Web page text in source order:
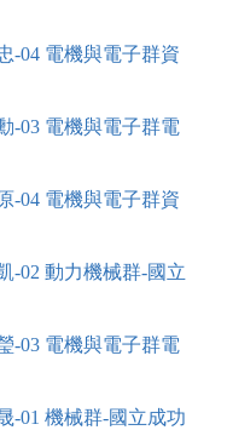
-04 電機與電子群資
-03 電機與電子群電
-04 電機與電子群資
-02 動力機械群-國立
-03 電機與電子群電
-01 機械群-國立成功